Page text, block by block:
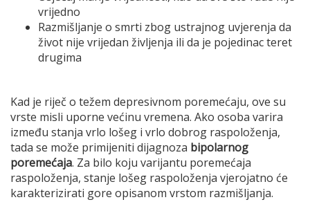
vrijedno
Razmišljanje o smrti zbog ustrajnog uvjerenja da
život nije vrijedan življenja ili da je pojedinac teret
drugima
Kad je riječ o težem depresivnom poremećaju, ove su
vrste misli uporne većinu vremena. Ako osoba varira
između stanja vrlo lošeg i vrlo dobrog raspoloženja,
tada se može primijeniti dijagnoza bipolarnog
poremećaja. Za bilo koju varijantu poremećaja
raspoloženja, stanje lošeg raspoloženja vjerojatno će
karakterizirati gore opisanom vrstom razmišljanja.